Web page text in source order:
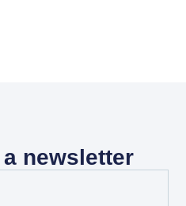
newsletter